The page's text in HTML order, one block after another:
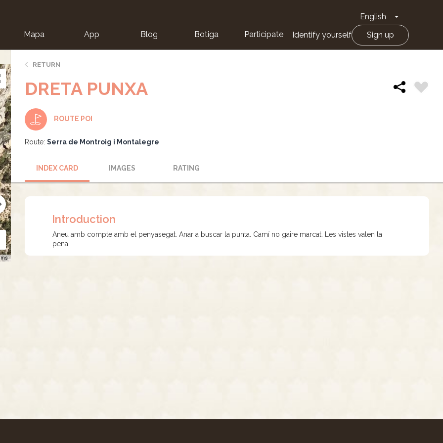
English Toggle
Mapa App Blog Botiga Participate Identify yourself Sign up
RETURN
DRETA PUNXA
ROUTE POI
Route: Serra de Montroig i Montalegre
INDEX CARD IMAGES RATING
Introduction
Aneu amb compte amb el penyasegat. Anar a buscar la punta. Camí no gaire marcat. Les vistes valen la
pena.